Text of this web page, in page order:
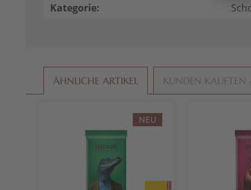
Kategorie:
ÄHNLICHE ARTIKEL KUNDEN KAUFTEN
NEU